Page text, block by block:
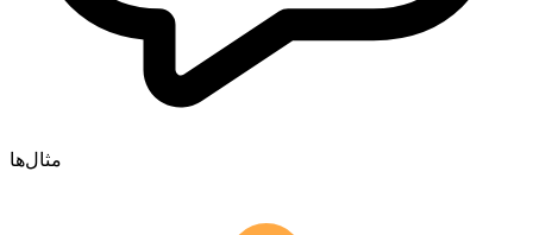
مثال‌ها